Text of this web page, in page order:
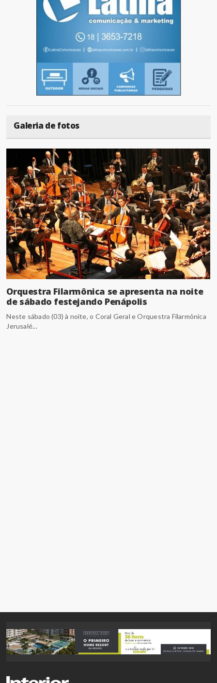
Galeria de fotos
Orquestra Filarmônica se apresenta na noite
de sábado festejando Penápolis
Neste sábado (03) à noite, o Coral Geral e Orquestra Filarmônica
Jerusalé...